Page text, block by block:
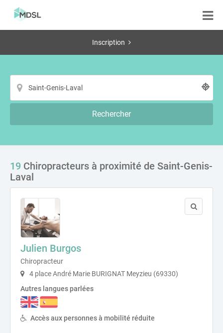
Inscription
Rechercher
19 Chiropracteurs à proximité de Saint-Genis-
Laval
Julien Burgos
Chiropracteur
4 place André Marie BURIGNAT Meyzieu (69330)
Autres langues parlées
Accès aux personnes à mobilité réduite